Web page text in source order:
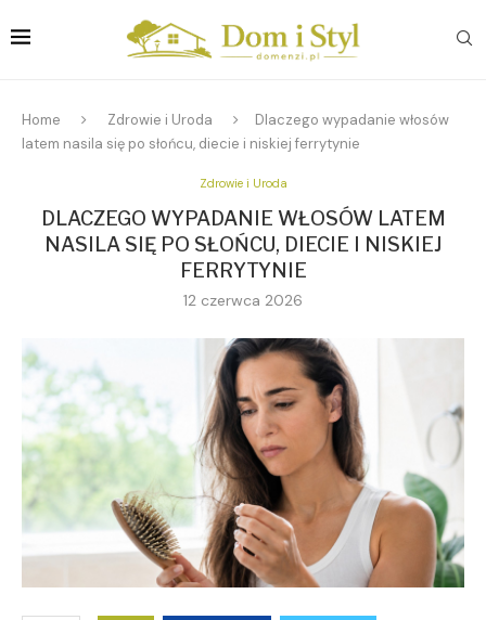
Home Zdrowie i Uroda
Dlaczego wypadanie włosów
latem nasila się po słońcu, diecie i niskiej ferrytynie
Zdrowie i Uroda
DLACZEGO WYPADANIE WŁOSÓW LATEM
NASILA SIĘ PO SŁOŃCU, DIECIE I NISKIEJ
FERRYTYNIE
12 czerwca 2026